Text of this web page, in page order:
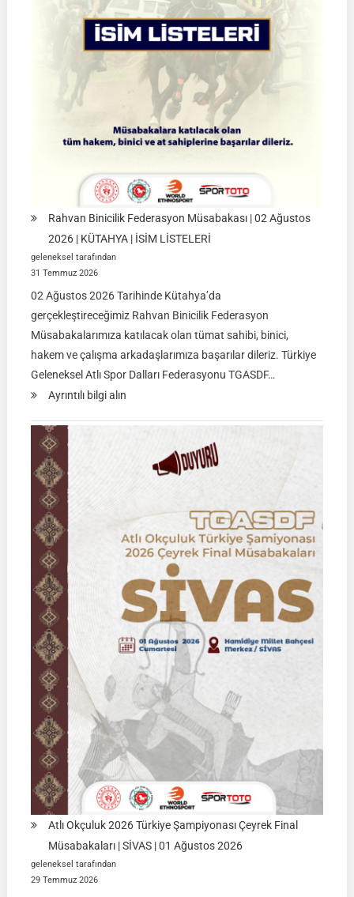
|
08-
09
2026
İSTANBUL
Rahvan Binicilik Federasyon Müsabakası | 02 Ağustos
2026 | KÜTAHYA | İSİM LİSTELERİ
geleneksel tarafından
31 Temmuz 2026
02 Ağustos 2026 Tarihinde Kütahya’da
gerçekleştireceğimiz Rahvan Binicilik Federasyon
Müsabakalarımıza katılacak olan tümat sahibi, binici,
hakem ve çalışma arkadaşlarımıza başarılar dileriz. Türkiye
Geleneksel Atlı Spor Dalları Federasyonu TGASDF…
Ayrıntılı bilgi alın:
Federasyon
Müsabakası
02
Ağustos
2026
|
KÜTAHYA
|
İSİM
LİSTELERİ
Atlı Okçuluk 2026 Türkiye Şampiyonası Çeyrek Final
Müsabakaları | SİVAS | 01 Ağustos 2026
geleneksel tarafından
29 Temmuz 2026